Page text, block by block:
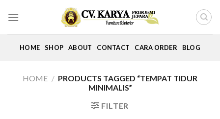
HOME SHOP ABOUT CONTACT CARA ORDER BLOG
HOME / PRODUCTS TAGGED “TEMPAT TIDUR
MINIMALIS”
FILTER